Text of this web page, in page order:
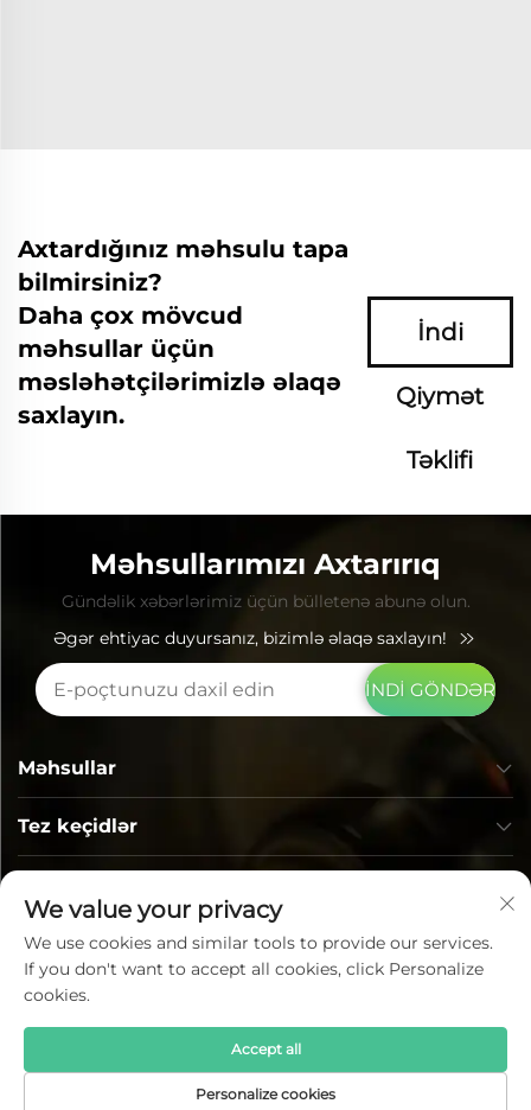
Axtardığınız məhsulu tapa
bilmirsiniz?
Daha çox mövcud
məhsullar üçün
məsləhətçilərimizlə əlaqə
saxlayın.
İndi
Qiymət
Təklifi
Soruşun
Məhsullarımızı Axtarırıq
Gündəlik xəbərlərimiz üçün bülletenə abunə olun.
Əgər ehtiyac duyursanız, bizimlə əlaqə saxlayın!
İNDİ GÖNDƏR
Tez keçidlər
Məhsullar
Məxfilik © Lumi Photoelectric Technology Co., Ltd. Bütün
Gizlilik siyasəti—Bloq
We value your privacy
We use cookies and similar tools to provide our services.
If you don't want to accept all cookies, click Personalize
cookies.
Personalize cookies
Accept all